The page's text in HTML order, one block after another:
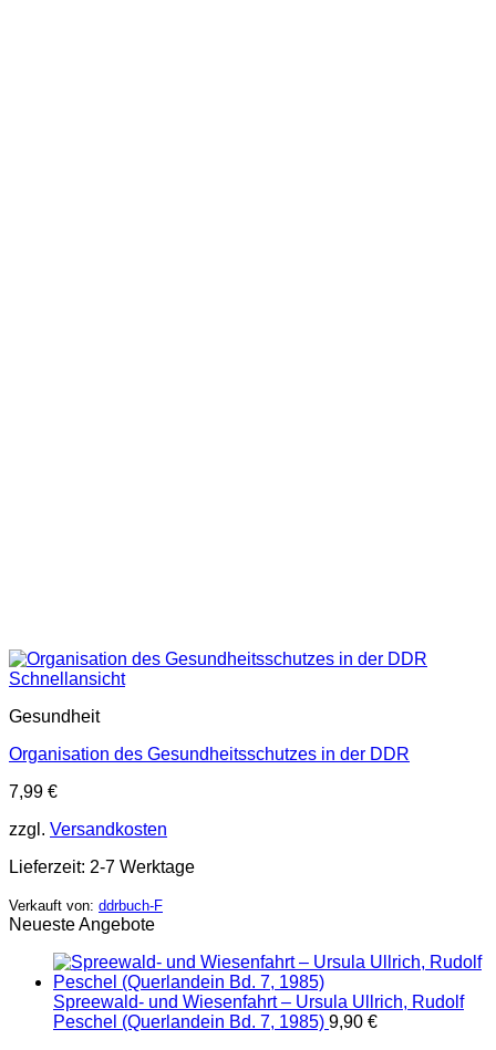
Schnellansicht
Gesundheit
Organisation des Gesundheitsschutzes in der DDR
7,99 €
zzgl. Versandkosten
Lieferzeit: 2-7 Werktage
Verkauft von: ddrbuch-F
Neueste Angebote
Spreewald- und Wiesenfahrt – Ursula Ullrich, Rudolf
Peschel (Querlandein Bd. 7, 1985) 9,90 €